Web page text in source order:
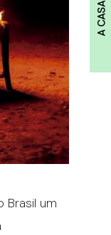
A CASA
Brasil um